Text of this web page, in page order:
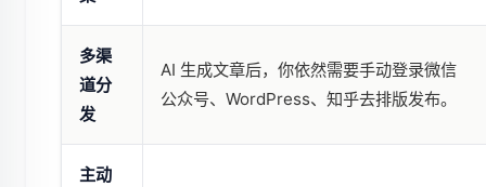
多渠
道分
发
AI 生成文章后，你依然需要手动登录微信
公众号、WordPress、知乎去排版发布。
主动